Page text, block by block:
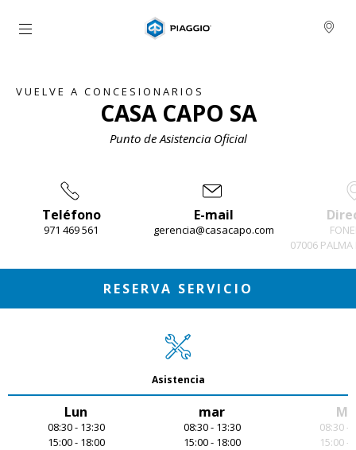
Ir al contenido principal
VUELVE A CONCESIONARIOS
CASA CAPO SA
Punto de Asistencia Oficial
Teléfono
971 469 561
E-mail
gerencia@casacapo.com
07006 PALMA
of
RESERVA SERVICIO
Asistencia
Lun
08:30 - 13:30
15:00 - 18:00
mar
08:30 - 13:30
15:00 - 18:00
08:30 -
15:00 -